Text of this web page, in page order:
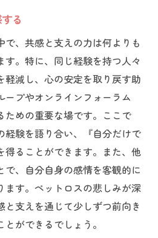
る
で、共感と支えの力は何よりも
す。特に、同じ経験を持つ人々
軽減し、心の安定を取り戻す助
ープやオンラインフォーラム
ための重要な場です。ここで
経験を語り合い、『自分だけで
得ることができます。また、他
で、自分自身の感情を客観的に
ます。ペットロスの悲しみが深
支えを通じて少しずつ前向き
ができるでしょう。